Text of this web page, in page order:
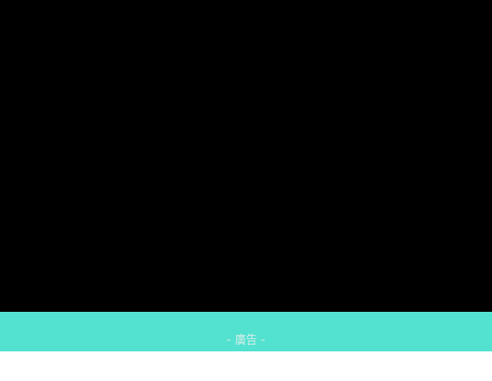
- 廣告 -